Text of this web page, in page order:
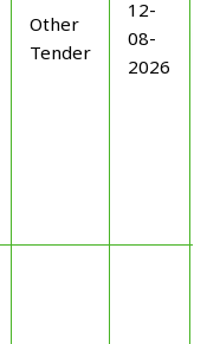
Other
Tender
12-
08-
2026